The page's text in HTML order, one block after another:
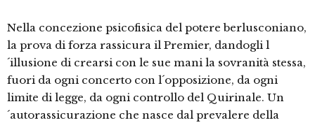
Nella concezione psicofisica del potere berlusconiano,
la prova di forza rassicura il Premier, dandogli l
´illusione di crearsi con le sue mani la sovranità stessa,
fuori da ogni concerto con l´opposizione, da ogni
limite di legge, da ogni controllo del Quirinale. Un
´autorassicurazione che nasce dal prevalere della